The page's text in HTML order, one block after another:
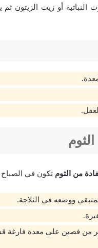
أو زيت الزيتون
من الثوم تكون في
ووضعه في الثلاجة.
من فصين على معدة فارغة